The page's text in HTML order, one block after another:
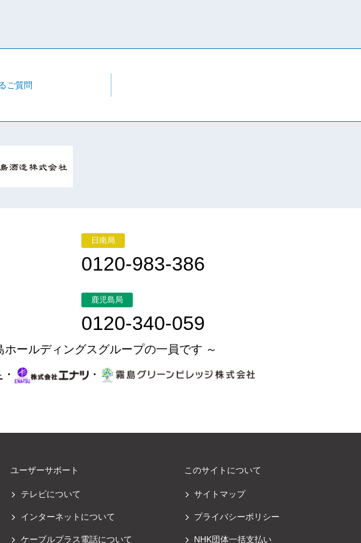
ご質問
日南局
0120-983-386
鹿児島局
0120-340-059
ホールディングスグループの一員です ～
・
・
ユーザーサポート
テレビについて
インターネットについて
ケーブルプラス電話について
このサイトについて
サイトマップ
プライバシーポリシー
NHK団体一括支払い